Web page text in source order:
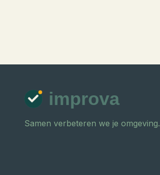
improva
Samen verbeteren we je omgeving.